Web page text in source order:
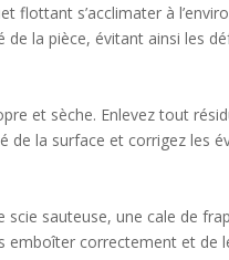
flottant s’acclimater à
de la pièce, évitant ainsi les
et sèche. Enlevez tout
de la surface et corrigez les
sauteuse, une cale de
emboîter correctement et de